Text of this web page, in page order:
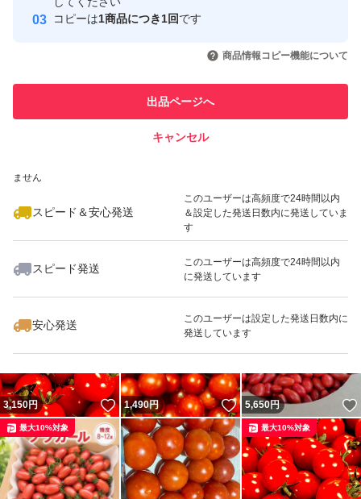
引を完了させた実績があります
での取引実績があります
ません
スピード＆安心発送
このユーザーは高頻度で24時間以内
＆設定した発送日数内に発送していま
す
スピード発送
このユーザーは高頻度で24時間以内
に発送しています
安心発送
このユーザーは設定した発送日数内に
発送しています
コピーは1商品につき1回です
商品情報コピー機能について
出品ページへ
キャンセル
いいね！
2,490
3,150円 いいね！
1,490円 いいね！
5,650円
最大10%対象 最大10%対象